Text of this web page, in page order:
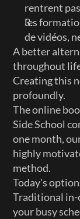
rentrent
les
de vidéos,
A better
throughout
Creating this
profoundly.
The online
Side School
one month,
highly
method.
Today's
Traditional
your busy